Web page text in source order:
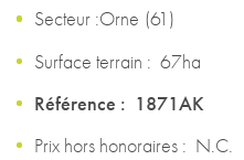
Secteur :Orne (61 )
Surface terrain : 67ha
1871AK
Prix hors honoraires : N.C.